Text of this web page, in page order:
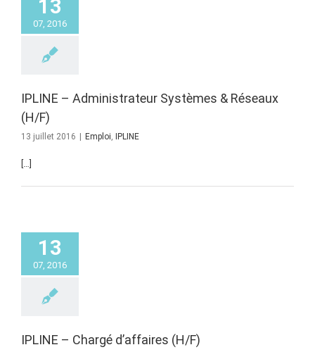
13
07, 2016
IPLINE – Administrateur Systèmes & Réseaux
(H/F)
13 juillet 2016 Emploi, IPLINE
[…]
13
07, 2016
IPLINE – Chargé d’affaires (H/F)